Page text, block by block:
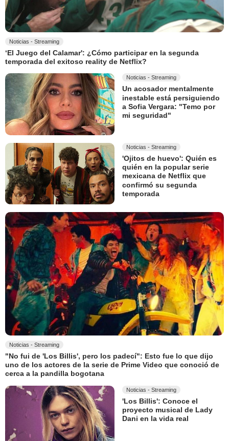
Noticias - Streaming
‘El Juego del Calamar': ¿Cómo participar en la segunda
temporada del exitoso reality de Netflix?
Noticias - Streaming
Un acosador mentalmente
inestable está persiguiendo
a Sofia Vergara: "Temo por
mi seguridad"
Noticias - Streaming
'Ojitos de huevo': Quién es
quién en la popular serie
mexicana de Netflix que
confirmó su segunda
temporada
Noticias - Streaming
"No fui de 'Los Billis', pero los padecí": Esto fue lo que dijo
uno de los actores de la serie de Prime Video que conoció de
cerca a la pandilla bogotana
Noticias - Streaming
'Los Billis': Conoce el
proyecto musical de Lady
Dani en la vida real